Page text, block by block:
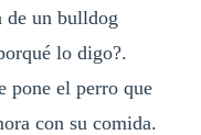
de un bulldog
lo digo?.
pone el perro que
con su comida.